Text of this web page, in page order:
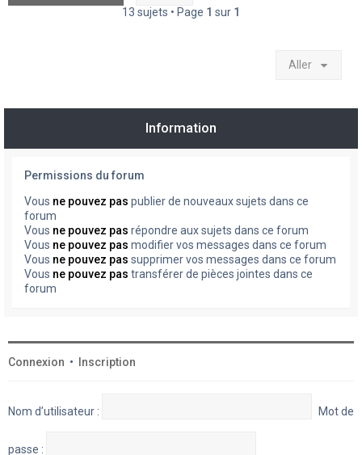
13 sujets • Page 1 sur 1
Aller
Information
Permissions du forum
Vous ne pouvez pas publier de nouveaux sujets dans ce
forum
Vous ne pouvez pas répondre aux sujets dans ce forum
Vous ne pouvez pas modifier vos messages dans ce forum
Vous ne pouvez pas supprimer vos messages dans ce forum
Vous ne pouvez pas transférer de pièces jointes dans ce
forum
Connexion • Inscription
Nom d’utilisateur : Mot de
passe :